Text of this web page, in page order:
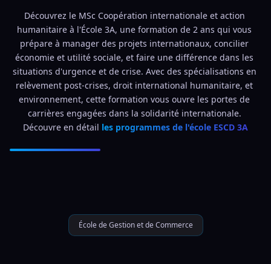
Découvrez le MSc Coopération internationale et action
humanitaire à l'École 3A, une formation de 2 ans qui vous
prépare à manager des projets internationaux, concilier
économie et utilité sociale, et faire une différence dans les
situations d'urgence et de crise. Avec des spécialisations en
relèvement post-crises, droit international humanitaire, et
environnement, cette formation vous ouvre les portes de
carrières engagées dans la solidarité internationale.
Découvre en détail les programmes de l'école ESCD 3A
École de Gestion et de Commerce